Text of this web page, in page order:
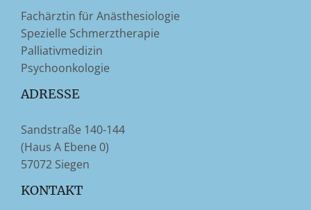
Fachärztin für Anästhesiologie
Spezielle Schmerztherapie
Palliativmedizin
Psychoonkologie
ADRESSE
Sandstraße 140-144
(Haus A Ebene 0)
57072 Siegen
KONTAKT